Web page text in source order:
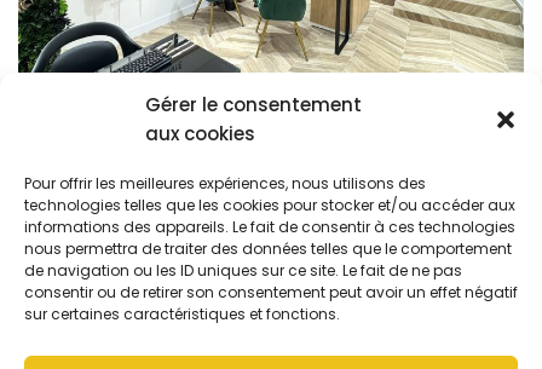
Gérer le consentement
aux cookies
Pour offrir les meilleures expériences, nous utilisons des
technologies telles que les cookies pour stocker et/ou accéder aux
informations des appareils. Le fait de consentir à ces technologies
nous permettra de traiter des données telles que le comportement
de navigation ou les ID uniques sur ce site. Le fait de ne pas
consentir ou de retirer son consentement peut avoir un effet négatif
sur certaines caractéristiques et fonctions.
Ouverture
Vous ouvrez un magasin d’optique ? Concept
Optique vous accompagne dans toutes les étapes.